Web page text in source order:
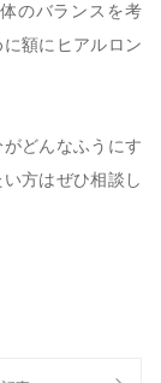
のバランスを考
額にヒアルロン
どんなふうにす
方はぜひ相談し